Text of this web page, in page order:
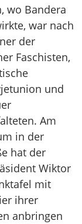
wo Bandera
war nach
der
Faschisten,
und
Am
in der
hat der
Wiktor
mit
ihrer
anbringen